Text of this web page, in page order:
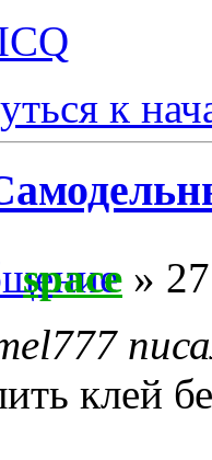
к
space »
клей